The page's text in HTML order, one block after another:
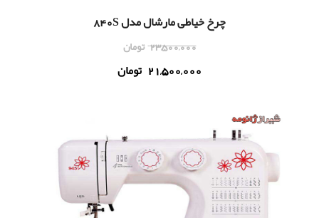
چرخ خیاطی مارشال مدل 840S
23,500,000 تومان
21,500,000 تومان